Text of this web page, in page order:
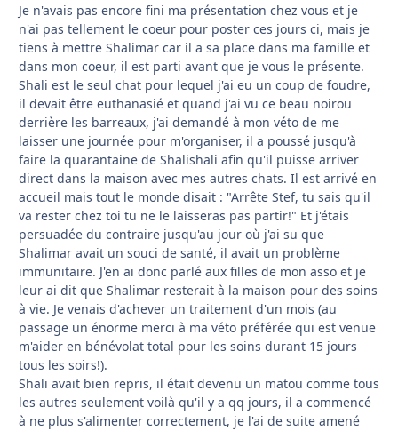
Je n'avais pas encore fini ma présentation chez vous et je
n'ai pas tellement le coeur pour poster ces jours ci, mais je
tiens à mettre Shalimar car il a sa place dans ma famille et
dans mon coeur, il est parti avant que je vous le présente.
Shali est le seul chat pour lequel j'ai eu un coup de foudre,
il devait être euthanasié et quand j'ai vu ce beau noirou
derrière les barreaux, j'ai demandé à mon véto de me
laisser une journée pour m'organiser, il a poussé jusqu'à
faire la quarantaine de Shalishali afin qu'il puisse arriver
direct dans la maison avec mes autres chats. Il est arrivé en
accueil mais tout le monde disait : "Arrête Stef, tu sais qu'il
va rester chez toi tu ne le laisseras pas partir!" Et j'étais
persuadée du contraire jusqu'au jour où j'ai su que
Shalimar avait un souci de santé, il avait un problème
immunitaire. J'en ai donc parlé aux filles de mon asso et je
leur ai dit que Shalimar resterait à la maison pour des soins
à vie. Je venais d'achever un traitement d'un mois (au
passage un énorme merci à ma véto préférée qui est venue
m'aider en bénévolat total pour les soins durant 15 jours
tous les soirs!).
Shali avait bien repris, il était devenu un matou comme tous
les autres seulement voilà qu'il y a qq jours, il a commencé
à ne plus s'alimenter correctement, je l'ai de suite amené